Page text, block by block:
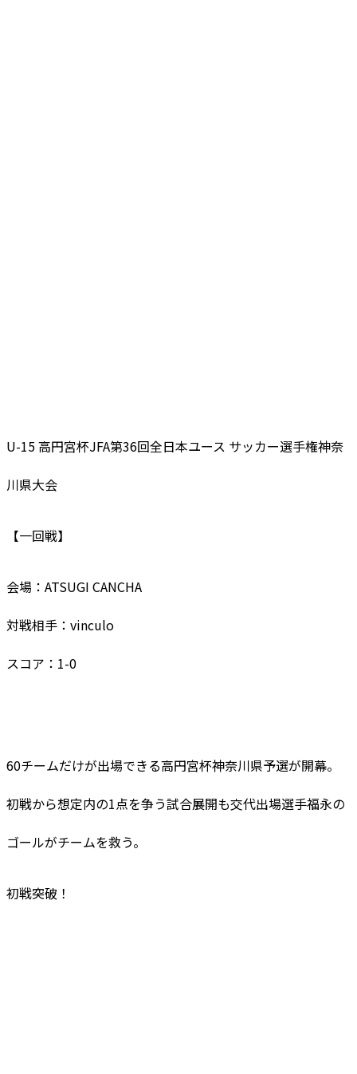
U-15 高円宮杯JFA第36回全日本ユース サッカー選手権神奈
川県大会
【一回戦】
会場： ATSUGI CANCHA
対戦相手：vinculo
スコア：1-0
60チームだけが出場できる高円宮杯神奈川県予選が開幕。
初戦から想定内の1点を争う試合展開も交代出場選手福永の
ゴールがチームを救う。
初戦突破！